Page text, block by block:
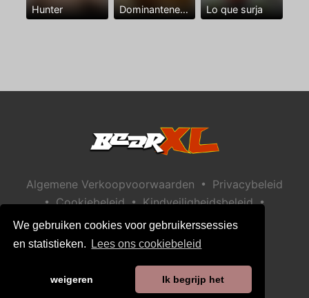
We gebruiken cookies voor gebruikerssessies
en statistieken.
Lees ons cookiebeleid
weigeren Ik begrijp het
Hunter Dominantenegro ya Lo que surja
Algemene Verkoopvoorwaarden • Privacybeleid
• Cookiebeleid • Kindveiligheidsbeleid •
Help / Contact